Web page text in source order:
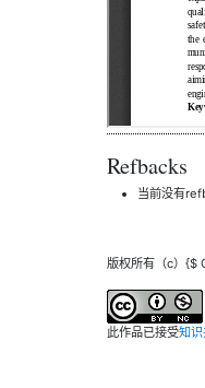
Refbacks
当前没有
版权所有（c）{$
此作品已接受知